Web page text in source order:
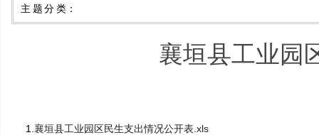
主题分类 ：
襄垣县工业园
1. 襄垣县工业园区民生支出情况公开表.xls